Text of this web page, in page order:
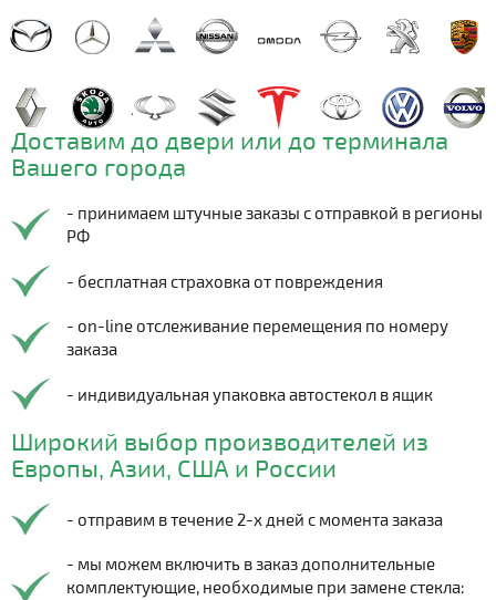
Доставим до двери или до терминала
Вашего города
- принимаем штучные заказы с отправкой в регионы
РФ
- бесплатная страховка от повреждения
- on-line отслеживание перемещения по номеру
заказа
- индивидуальная упаковка автостекол в ящик
Широкий выбор производителей из
Европы, Азии, США и России
- отправим в течение 2-х дней с момента заказа
- мы можем включить в заказ дополнительные
комплектующие, необходимые при замене стекла: